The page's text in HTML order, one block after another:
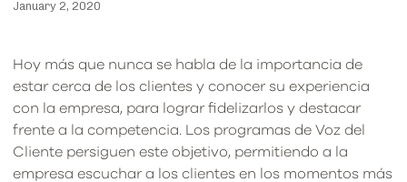
January 2, 2020
Hoy más que nunca se habla de la importancia de
estar cerca de los clientes y conocer su experiencia
con la empresa, para lograr fidelizarlos y destacar
frente a la competencia. Los programas de Voz del
Cliente persiguen este objetivo, permitiendo a la
empresa escuchar a los clientes en los momentos más